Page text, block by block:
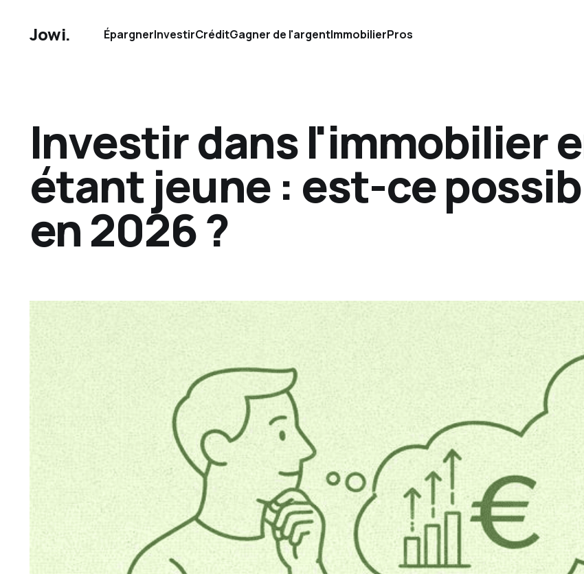
Jowi. ÉpargnerInvestirCréditGagner de l'argentImmobilierPros
Investir dans l'immobilier
étant jeune : est-ce
en 2026 ?